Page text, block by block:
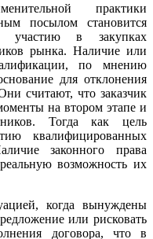
практики
посылом становится
участию в закупках
рынка. Наличие или
по мнению
для отклонения
считают, что заказчик
на втором этапе и
Тогда как цель
квалифицированных
законного права
возможность их
когда вынуждены
или рисковать
договора, что в